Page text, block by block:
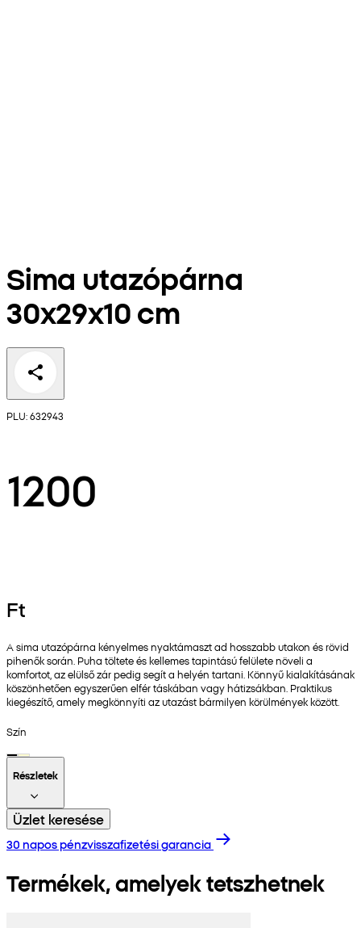
Sima utazópárna
30x29x10 cm
PLU: 632943
1200
Ft
A sima utazópárna kényelmes nyaktámaszt ad hosszabb utakon és rövid
pihenők során. Puha töltete és kellemes tapintású felülete növeli a
komfortot, az elülső zár pedig segít a helyén tartani. Könnyű kialakításának
köszönhetően egyszerűen elfér táskában vagy hátizsákban. Praktikus
kiegészítő, amely megkönnyíti az utazást bármilyen körülmények között.
Szín
Részletek
Üzlet keresése
30 napos pénzvisszafizetési garancia
Termékek, amelyek tetszhetnek